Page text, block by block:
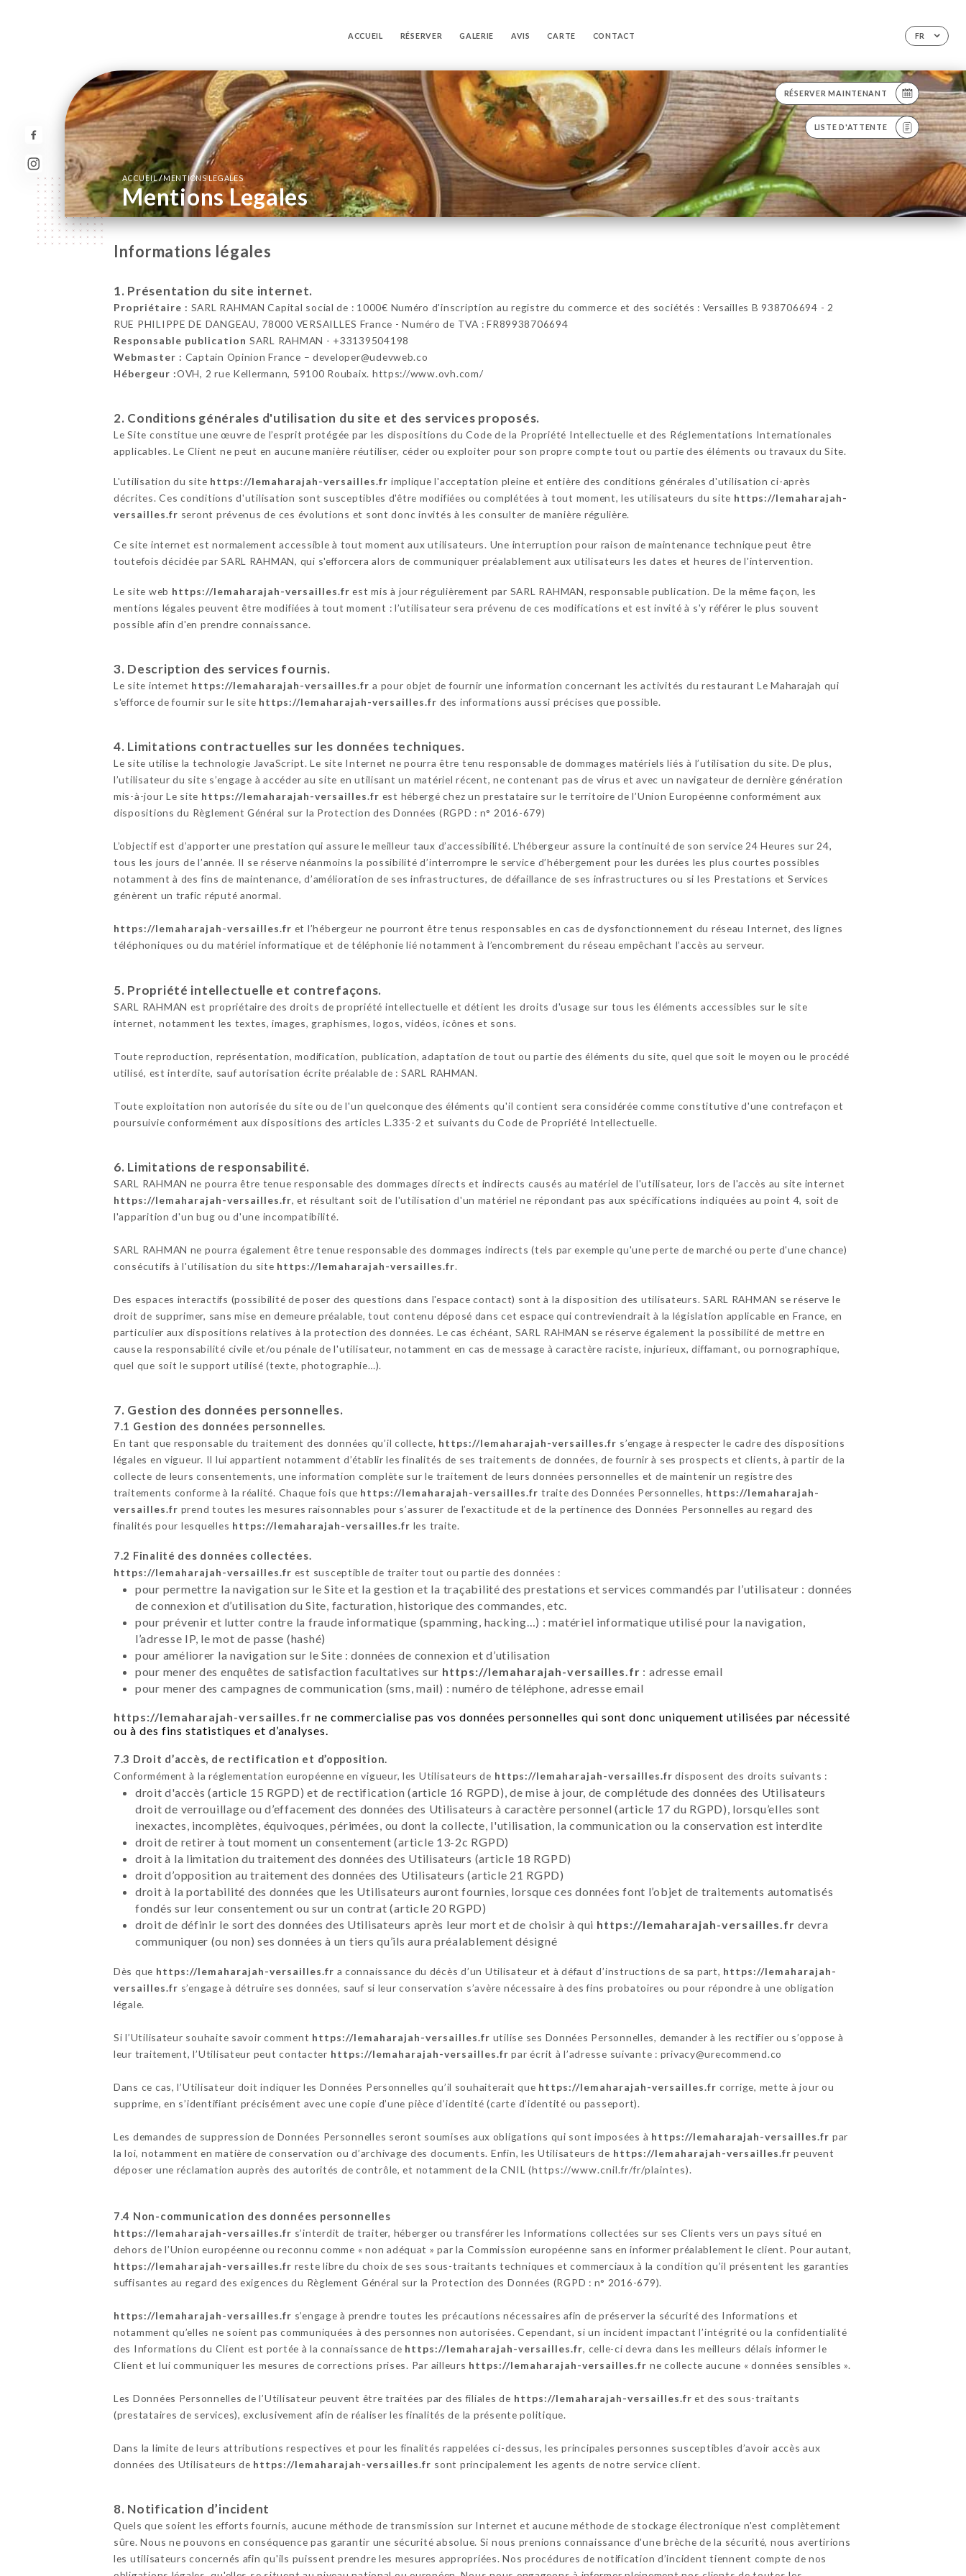
FR
ACCUEIL RÉSERVER GALERIE AVIS CARTE CONTACT
RÉSERVER MAINTENANT
LISTE D'ATTENTE
ACCUEIL/MENTIONS LEGALES
Mentions Legales
Informations légales
1. Présentation du site internet.
Propriétaire : SARL RAHMAN Capital social de : 1000€ Numéro d'inscription au registre du commerce et des sociétés : Versailles B 938706694 - 2
RUE PHILIPPE DE DANGEAU, 78000 VERSAILLES France - Numéro de TVA : FR89938706694
Responsable publication SARL RAHMAN - +33139504198
Webmaster : Captain Opinion France – developer@udevweb.co
Hébergeur :OVH, 2 rue Kellermann, 59100 Roubaix. https://www.ovh.com/
2. Conditions générales d'utilisation du site et des services proposés.
Le Site constitue une œuvre de l’esprit protégée par les dispositions du Code de la Propriété Intellectuelle et des Réglementations Internationales
applicables. Le Client ne peut en aucune manière réutiliser, céder ou exploiter pour son propre compte tout ou partie des éléments ou travaux du Site.
L'utilisation du site https://lemaharajah-versailles.fr implique l'acceptation pleine et entière des conditions générales d'utilisation ci-après
décrites. Ces conditions d'utilisation sont susceptibles d'être modifiées ou complétées à tout moment, les utilisateurs du site https://lemaharajah-
versailles.fr seront prévenus de ces évolutions et sont donc invités à les consulter de manière régulière.
Ce site internet est normalement accessible à tout moment aux utilisateurs. Une interruption pour raison de maintenance technique peut être
toutefois décidée par SARL RAHMAN, qui s'efforcera alors de communiquer préalablement aux utilisateurs les dates et heures de l'intervention.
Le site web https://lemaharajah-versailles.fr est mis à jour régulièrement par SARL RAHMAN, responsable publication. De la même façon, les
mentions légales peuvent être modifiées à tout moment : l’utilisateur sera prévenu de ces modifications et est invité à s'y référer le plus souvent
possible afin d'en prendre connaissance.
3. Description des services fournis.
Le site internet https://lemaharajah-versailles.fr a pour objet de fournir une information concernant les activités du restaurant Le Maharajah qui
s'efforce de fournir sur le site https://lemaharajah-versailles.fr des informations aussi précises que possible.
4. Limitations contractuelles sur les données techniques.
Le site utilise la technologie JavaScript. Le site Internet ne pourra être tenu responsable de dommages matériels liés à l’utilisation du site. De plus,
l’utilisateur du site s’engage à accéder au site en utilisant un matériel récent, ne contenant pas de virus et avec un navigateur de dernière génération
mis-à-jour Le site https://lemaharajah-versailles.fr est hébergé chez un prestataire sur le territoire de l’Union Européenne conformément aux
dispositions du Règlement Général sur la Protection des Données (RGPD : n° 2016-679)
L’objectif est d’apporter une prestation qui assure le meilleur taux d’accessibilité. L’hébergeur assure la continuité de son service 24 Heures sur 24,
tous les jours de l’année. Il se réserve néanmoins la possibilité d’interrompre le service d’hébergement pour les durées les plus courtes possibles
notamment à des fins de maintenance, d’amélioration de ses infrastructures, de défaillance de ses infrastructures ou si les Prestations et Services
génèrent un trafic réputé anormal.
https://lemaharajah-versailles.fr et l’hébergeur ne pourront être tenus responsables en cas de dysfonctionnement du réseau Internet, des lignes
téléphoniques ou du matériel informatique et de téléphonie lié notamment à l’encombrement du réseau empêchant l’accès au serveur.
5. Propriété intellectuelle et contrefaçons.
SARL RAHMAN est propriétaire des droits de propriété intellectuelle et détient les droits d'usage sur tous les éléments accessibles sur le site
internet, notamment les textes, images, graphismes, logos, vidéos, icônes et sons.
Toute reproduction, représentation, modification, publication, adaptation de tout ou partie des éléments du site, quel que soit le moyen ou le procédé
utilisé, est interdite, sauf autorisation écrite préalable de : SARL RAHMAN.
Toute exploitation non autorisée du site ou de l'un quelconque des éléments qu'il contient sera considérée comme constitutive d'une contrefaçon et
poursuivie conformément aux dispositions des articles L.335-2 et suivants du Code de Propriété Intellectuelle.
6. Limitations de responsabilité.
SARL RAHMAN ne pourra être tenue responsable des dommages directs et indirects causés au matériel de l'utilisateur, lors de l'accès au site internet
https://lemaharajah-versailles.fr, et résultant soit de l'utilisation d'un matériel ne répondant pas aux spécifications indiquées au point 4, soit de
l'apparition d'un bug ou d'une incompatibilité.
SARL RAHMAN ne pourra également être tenue responsable des dommages indirects (tels par exemple qu'une perte de marché ou perte d'une chance)
consécutifs à l'utilisation du site https://lemaharajah-versailles.fr.
Des espaces interactifs (possibilité de poser des questions dans l'espace contact) sont à la disposition des utilisateurs. SARL RAHMAN se réserve le
droit de supprimer, sans mise en demeure préalable, tout contenu déposé dans cet espace qui contreviendrait à la législation applicable en France, en
particulier aux dispositions relatives à la protection des données. Le cas échéant, SARL RAHMAN se réserve également la possibilité de mettre en
cause la responsabilité civile et/ou pénale de l'utilisateur, notamment en cas de message à caractère raciste, injurieux, diffamant, ou pornographique,
quel que soit le support utilisé (texte, photographie…).
7. Gestion des données personnelles.
7.1 Gestion des données personnelles.
En tant que responsable du traitement des données qu’il collecte, https://lemaharajah-versailles.fr s’engage à respecter le cadre des dispositions
légales en vigueur. Il lui appartient notamment d’établir les finalités de ses traitements de données, de fournir à ses prospects et clients, à partir de la
collecte de leurs consentements, une information complète sur le traitement de leurs données personnelles et de maintenir un registre des
traitements conforme à la réalité. Chaque fois que https://lemaharajah-versailles.fr traite des Données Personnelles, https://lemaharajah-
versailles.fr prend toutes les mesures raisonnables pour s’assurer de l’exactitude et de la pertinence des Données Personnelles au regard des
finalités pour lesquelles https://lemaharajah-versailles.fr les traite.
7.2 Finalité des données collectées.
https://lemaharajah-versailles.fr est susceptible de traiter tout ou partie des données :
pour permettre la navigation sur le Site et la gestion et la traçabilité des prestations et services commandés par l’utilisateur : données
de connexion et d’utilisation du Site, facturation, historique des commandes, etc.
pour prévenir et lutter contre la fraude informatique (spamming, hacking…) : matériel informatique utilisé pour la navigation,
l’adresse IP, le mot de passe (hashé)
pour améliorer la navigation sur le Site : données de connexion et d’utilisation
pour mener des enquêtes de satisfaction facultatives sur https://lemaharajah-versailles.fr : adresse email
pour mener des campagnes de communication (sms, mail) : numéro de téléphone, adresse email
https://lemaharajah-versailles.fr ne commercialise pas vos données personnelles qui sont donc uniquement utilisées par nécessité
ou à des fins statistiques et d’analyses.
7.3 Droit d’accès, de rectification et d’opposition.
Conformément à la réglementation européenne en vigueur, les Utilisateurs de https://lemaharajah-versailles.fr disposent des droits suivants :
droit d'accès (article 15 RGPD) et de rectification (article 16 RGPD), de mise à jour, de complétude des données des Utilisateurs
droit de verrouillage ou d’effacement des données des Utilisateurs à caractère personnel (article 17 du RGPD), lorsqu’elles sont
inexactes, incomplètes, équivoques, périmées, ou dont la collecte, l'utilisation, la communication ou la conservation est interdite
droit de retirer à tout moment un consentement (article 13-2c RGPD)
droit à la limitation du traitement des données des Utilisateurs (article 18 RGPD)
droit d’opposition au traitement des données des Utilisateurs (article 21 RGPD)
droit à la portabilité des données que les Utilisateurs auront fournies, lorsque ces données font l’objet de traitements automatisés
fondés sur leur consentement ou sur un contrat (article 20 RGPD)
droit de définir le sort des données des Utilisateurs après leur mort et de choisir à qui https://lemaharajah-versailles.fr devra
communiquer (ou non) ses données à un tiers qu’ils aura préalablement désigné
Dès que https://lemaharajah-versailles.fr a connaissance du décès d’un Utilisateur et à défaut d’instructions de sa part, https://lemaharajah-
versailles.fr s’engage à détruire ses données, sauf si leur conservation s’avère nécessaire à des fins probatoires ou pour répondre à une obligation
légale.
Si l’Utilisateur souhaite savoir comment https://lemaharajah-versailles.fr utilise ses Données Personnelles, demander à les rectifier ou s’oppose à
leur traitement, l’Utilisateur peut contacter https://lemaharajah-versailles.fr par écrit à l’adresse suivante : privacy@urecommend.co
Dans ce cas, l’Utilisateur doit indiquer les Données Personnelles qu’il souhaiterait que https://lemaharajah-versailles.fr corrige, mette à jour ou
supprime, en s’identifiant précisément avec une copie d’une pièce d’identité (carte d’identité ou passeport).
Les demandes de suppression de Données Personnelles seront soumises aux obligations qui sont imposées à https://lemaharajah-versailles.fr par
la loi, notamment en matière de conservation ou d’archivage des documents. Enfin, les Utilisateurs de https://lemaharajah-versailles.fr peuvent
déposer une réclamation auprès des autorités de contrôle, et notamment de la CNIL (https://www.cnil.fr/fr/plaintes).
7.4 Non-communication des données personnelles
https://lemaharajah-versailles.fr s’interdit de traiter, héberger ou transférer les Informations collectées sur ses Clients vers un pays situé en
dehors de l’Union européenne ou reconnu comme « non adéquat » par la Commission européenne sans en informer préalablement le client. Pour autant,
https://lemaharajah-versailles.fr reste libre du choix de ses sous-traitants techniques et commerciaux à la condition qu’il présentent les garanties
suffisantes au regard des exigences du Règlement Général sur la Protection des Données (RGPD : n° 2016-679).
https://lemaharajah-versailles.fr s’engage à prendre toutes les précautions nécessaires afin de préserver la sécurité des Informations et
notamment qu’elles ne soient pas communiquées à des personnes non autorisées. Cependant, si un incident impactant l’intégrité ou la confidentialité
des Informations du Client est portée à la connaissance de https://lemaharajah-versailles.fr, celle-ci devra dans les meilleurs délais informer le
Client et lui communiquer les mesures de corrections prises. Par ailleurs https://lemaharajah-versailles.fr ne collecte aucune « données sensibles ».
Les Données Personnelles de l’Utilisateur peuvent être traitées par des filiales de https://lemaharajah-versailles.fr et des sous-traitants
(prestataires de services), exclusivement afin de réaliser les finalités de la présente politique.
Dans la limite de leurs attributions respectives et pour les finalités rappelées ci-dessus, les principales personnes susceptibles d’avoir accès aux
données des Utilisateurs de https://lemaharajah-versailles.fr sont principalement les agents de notre service client.
8. Notification d’incident
Quels que soient les efforts fournis, aucune méthode de transmission sur Internet et aucune méthode de stockage électronique n'est complètement
sûre. Nous ne pouvons en conséquence pas garantir une sécurité absolue. Si nous prenions connaissance d'une brèche de la sécurité, nous avertirions
les utilisateurs concernés afin qu'ils puissent prendre les mesures appropriées. Nos procédures de notification d’incident tiennent compte de nos